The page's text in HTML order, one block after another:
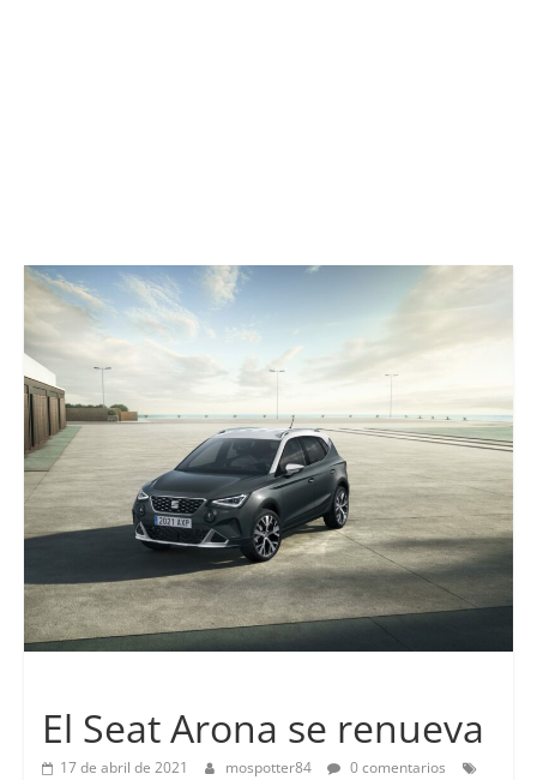
El Seat Arona se renueva
17 de abril de 2021 mospotter84
0 comentarios